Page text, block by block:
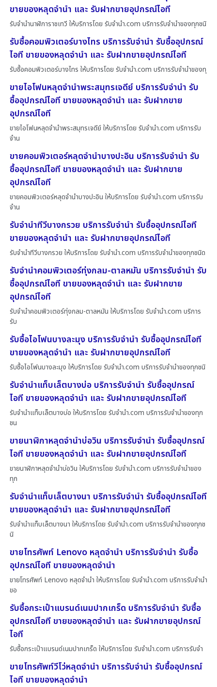
ขายของหลุดจำนำ และ รับฝากขายอุปกรณ์ไอที
รับจำนำนาฬิการาชเทวี ให้บริการโดย รับจํานํา.com บริการรับจำนำของทุกชนิ
รับซื้อคอมพิวเตอร์บางไทร บริการรับจำนำ รับซื้ออุปกรณ์
ไอที ขายของหลุดจำนำ และ รับฝากขายอุปกรณ์ไอที
รับซื้อคอมพิวเตอร์บางไทร ให้บริการโดย รับจํานํา.com บริการรับจำนำของทุ
ขายไอโฟนหลุดจำนำพระสมุทรเจดีย์ บริการรับจำนำ รับ
ซื้ออุปกรณ์ไอที ขายของหลุดจำนำ และ รับฝากขาย
อุปกรณ์ไอที
ขายไอโฟนหลุดจำนำพระสมุทรเจดีย์ ให้บริการโดย รับจํานํา.com บริการรับ
จำน
ขายคอมพิวเตอร์หลุดจำนำบางปะอิน บริการรับจำนำ รับ
ซื้ออุปกรณ์ไอที ขายของหลุดจำนำ และ รับฝากขาย
อุปกรณ์ไอที
ขายคอมพิวเตอร์หลุดจำนำบางปะอิน ให้บริการโดย รับจํานํา.com บริการรับ
จำน
รับจำนำทีวีบางกรวย บริการรับจำนำ รับซื้ออุปกรณ์ไอที
ขายของหลุดจำนำ และ รับฝากขายอุปกรณ์ไอที
รับจำนำทีวีบางกรวย ให้บริการโดย รับจํานํา.com บริการรับจำนำของทุกชนิด
รับจำนำคอมพิวเตอร์ทุ่งกลม-ตาลหมัน บริการรับจำนำ รับ
ซื้ออุปกรณ์ไอที ขายของหลุดจำนำ และ รับฝากขาย
อุปกรณ์ไอที
รับจำนำคอมพิวเตอร์ทุ่งกลม-ตาลหมัน ให้บริการโดย รับจํานํา.com บริการ
รับ
รับซื้อไอโฟนบางละมุง บริการรับจำนำ รับซื้ออุปกรณ์ไอที
ขายของหลุดจำนำ และ รับฝากขายอุปกรณ์ไอที
รับซื้อไอโฟนบางละมุง ให้บริการโดย รับจํานํา.com บริการรับจำนำของทุกชนิ
รับจำนำแท็บเล็ตบางบ่อ บริการรับจำนำ รับซื้ออุปกรณ์
ไอที ขายของหลุดจำนำ และ รับฝากขายอุปกรณ์ไอที
รับจำนำแท็บเล็ตบางบ่อ ให้บริการโดย รับจํานํา.com บริการรับจำนำของทุก
ชน
ขายนาฬิกาหลุดจำนำบ่อวิน บริการรับจำนำ รับซื้ออุปกรณ์
ไอที ขายของหลุดจำนำ และ รับฝากขายอุปกรณ์ไอที
ขายนาฬิกาหลุดจำนำบ่อวิน ให้บริการโดย รับจํานํา.com บริการรับจำนำของ
ทุก
รับจำนำแท็บเล็ตบางนา บริการรับจำนำ รับซื้ออุปกรณ์ไอที
ขายของหลุดจำนำ และ รับฝากขายอุปกรณ์ไอที
รับจำนำแท็บเล็ตบางนา ให้บริการโดย รับจํานํา.com บริการรับจำนำของทุกช
นิ
ขายโทรศัพท์ Lenovo หลุดจำนำ บริการรับจำนำ รับซื้อ
อุปกรณ์ไอที ขายของหลุดจำนำ
ขายโทรศัพท์ Lenovo หลุดจำนำ ให้บริการโดย รับจํานํา.com บริการรับจำนำ
ขอ
รับซื้อกระเป๋าแบรนด์เนมปากเกร็ด บริการรับจำนำ รับซื้อ
อุปกรณ์ไอที ขายของหลุดจำนำ และ รับฝากขายอุปกรณ์
ไอที
รับซื้อกระเป๋าแบรนด์เนมปากเกร็ด ให้บริการโดย รับจํานํา.com บริการรับจำ
ขายโทรศัพท์วีโว่หลุดจำนำ บริการรับจำนำ รับซื้ออุปกรณ์
ไอที ขายของหลุดจำนำ